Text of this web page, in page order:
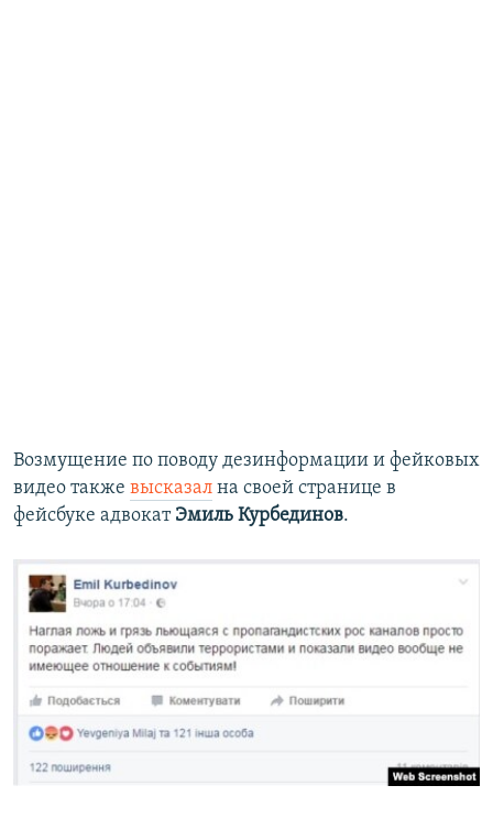
Возмущение по поводу дезинформации и фейковых
видео также высказал на своей странице в
фейсбуке адвокат Эмиль Курбединов.